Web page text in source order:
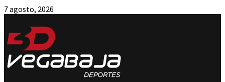
7 agosto, 2026